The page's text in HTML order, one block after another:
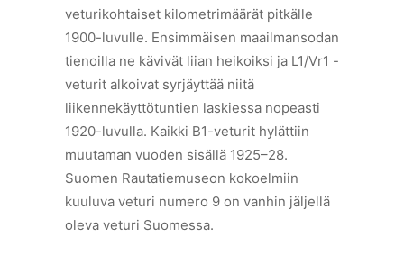
veturikohtaiset kilometrimäärät pitkälle
1900-luvulle. Ensimmäisen maailmansodan
tienoilla ne kävivät liian heikoiksi ja L1/Vr1 -
veturit alkoivat syrjäyttää niitä
liikennekäyttötuntien laskiessa nopeasti
1920-luvulla. Kaikki B1-veturit hylättiin
muutaman vuoden sisällä 1925–28.
Suomen Rautatiemuseon kokoelmiin
kuuluva veturi numero 9 on vanhin jäljellä
oleva veturi Suomessa.